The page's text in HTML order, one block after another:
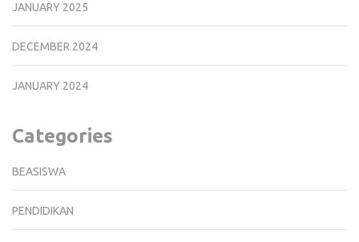
JANUARY 2025
DECEMBER 2024
JANUARY 2024
Categories
BEASISWA
PENDIDIKAN